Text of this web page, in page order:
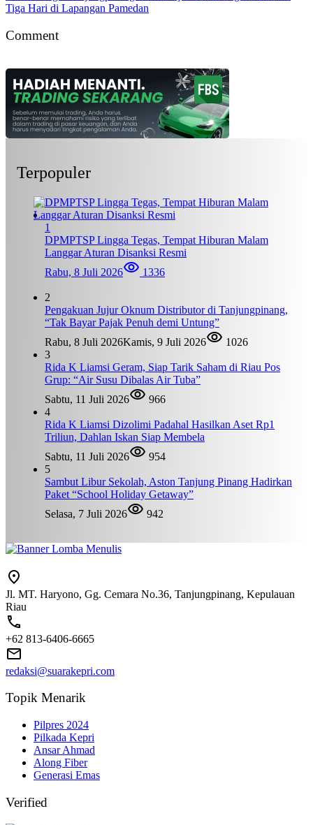
Tiga Hari di Lapangan Pamedan
Comment
Terpopuler
1
DPMPTSP Lingga Tegas, Tempat Hiburan Malam
Langgar Aturan Disanksi Resmi
Rabu, 8 Juli 2026
1336
2
Pengakuan Jujur Oknum Distributor di Tanjungpinang,
“Tak Bayar Pajak Penuh demi Untung”
Rabu, 8 Juli 2026Kamis, 9 Juli 2026
1026
3
Rida K Liamsi Geram, Siap Tarik Saham di Riau Pos
Grup: “Air Susu Dibalas Air Tuba”
Sabtu, 11 Juli 2026
966
4
Rida K Liamsi Dizolimi Padahal Hasilkan Aset Rp1
Triliun, Dahlan Iskan Siap Membela
Sabtu, 11 Juli 2026
954
5
Sambut Libur Sekolah, Aston Tanjung Pinang Hadirkan
Paket “School Holiday Getaway”
Selasa, 7 Juli 2026
942
Jl. MT. Haryono, Gg. Cemara No.36, Tanjungpinang, Kepulauan
Riau
+62 813-6406-6665
redaksi@suarakepri.com
Topik Menarik
Pilpres 2024
Pilkada Kepri
Ansar Ahmad
Along Fiber
Generasi Emas
Verified